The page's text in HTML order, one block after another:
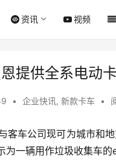
资讯 视频
提供全系电动
• 企业快讯, 新款卡车 •
客车公司现可为城市和
一辆用作垃圾收集车的